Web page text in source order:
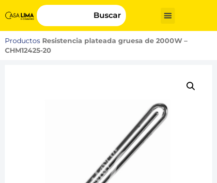
Buscar
Productos Resistencia plateada gruesa de 2000W –
CHM12425-20